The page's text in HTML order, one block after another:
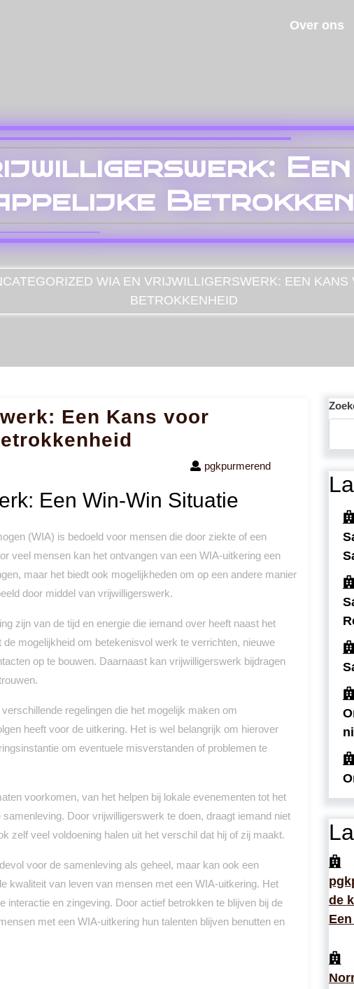
Over ons
WIA EN VRIJWILLIGERSWERK: EEN
BETROKKENHEID
Een Kans voor
pgkpurmerend
Een Win-Win Situatie
(WIA) is bedoeld voor mensen die door ziekte of een
veel mensen kan het ontvangen van een WIA-uitkering een
maar het biedt ook mogelijkheden om op een andere manier
door middel van vrijwilligerswerk.
zijn van de tijd en energie die iemand over heeft naast het
mogelijkheid om betekenisvol werk te verrichten, nieuwe
op te bouwen. Daarnaast kan vrijwilligerswerk bijdragen
regelingen die het mogelijk maken om
heeft voor de uitkering. Het is wel belangrijk om hierover
om eventuele misverstanden of problemen te
voorkomen, van het helpen bij lokale evenementen tot het
Door vrijwilligerswerk te doen, draagt iemand niet
zelf veel voldoening halen uit het verschil dat hij of zij maakt.
voor de samenleving als geheel, maar kan ook een
kwaliteit van leven van mensen met een WIA-uitkering. Het
interactie en zingeving. Door actief betrokken te blijven bij de
met een WIA-uitkering hun talenten blijven benutten en
de